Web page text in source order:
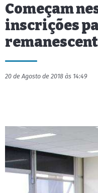
Começam
inscrições
20 de Agosto de 2018 às 14:49